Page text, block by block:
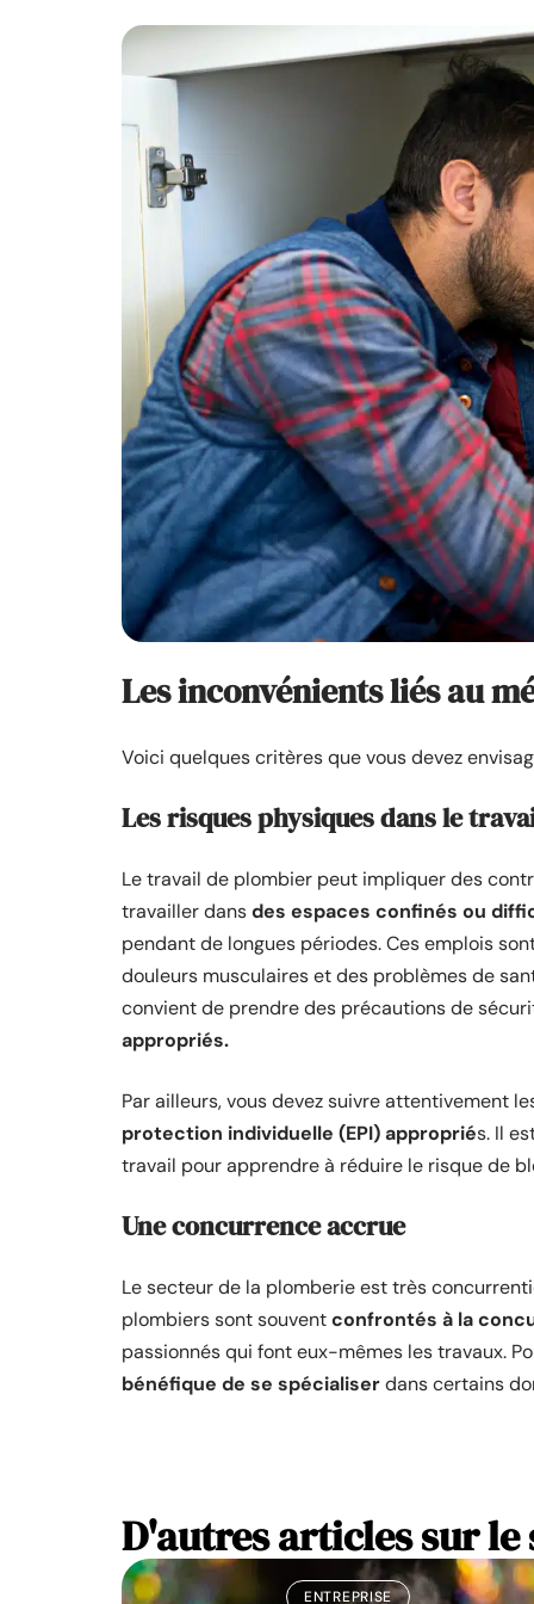
Les inconvénients liés au
Voici quelques critères que vous devez
Les risques physiques dans le
Le travail de plombier peut impliquer des
travailler dansdes espaces confinés ou
pendant de longues périodes. Ces emplois
douleurs musculaires et des problèmes de
convient de prendre des précautions de
appropriés.
Par ailleurs, vous devez suivre attentivement
protection individuelle (EPI) appropriés. Il
travail pour apprendre à réduire le risque de
Une concurrence accrue
Le secteur de la plomberie est très
plombiers sont souventconfrontés à la
passionnés qui font eux-mêmes les travaux.
bénéfique de se spécialiserdans certains
D'autres articles sur le
ENTREPRISE